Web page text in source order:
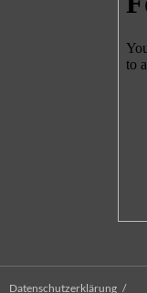
Datenschutzerklärung